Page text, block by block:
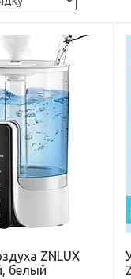
ZNLUX
белый